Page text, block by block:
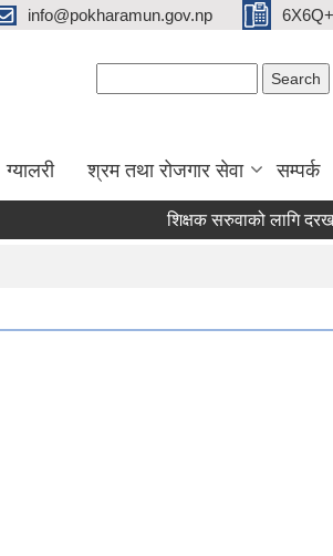
info@pokharamun.gov.np
ग्यालरी श्रम तथा रोजगार सेवा सम्पर्क
शिक्षक सरुवाको लागि दरखास्त